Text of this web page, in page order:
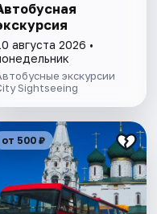
августа 2026 •
экскурсии
Sightseeing
от 500 ₽